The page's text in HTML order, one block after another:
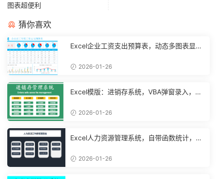
图表超便利
猜你喜欢
Excel企业工资支出预算表，动态多图表显
2026-01-26
Excel模版：进销存系统，VBA弹窗录入，智
2026-01-26
Excel人力资源管理系统，自带函数统计，功
2026-01-26